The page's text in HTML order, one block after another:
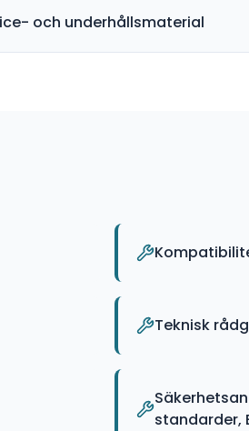
och underhållsmaterial
Teknisk
standarder,